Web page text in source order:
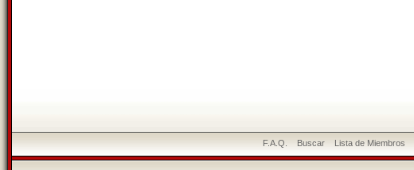
F.A.Q. Buscar Lista de Miembros